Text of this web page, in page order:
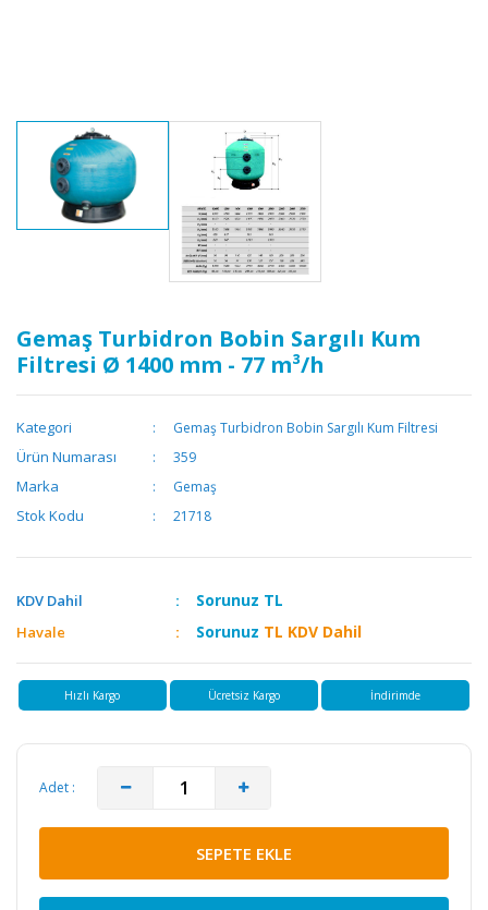
Gemaş Turbidron Bobin Sargılı Kum
Filtresi Ø 1400 mm - 77 m³/h
Kategori Gemaş Turbidron Bobin Sargılı Kum Filtresi
Ürün Numarası 359
Marka Gemaş
Stok Kodu 21718
KDV Dahil Sorunuz TL
Havale Sorunuz TL KDV Dahil
Hızlı Kargo Ücretsiz Kargo İndirimde
Adet :
SEPETE EKLE